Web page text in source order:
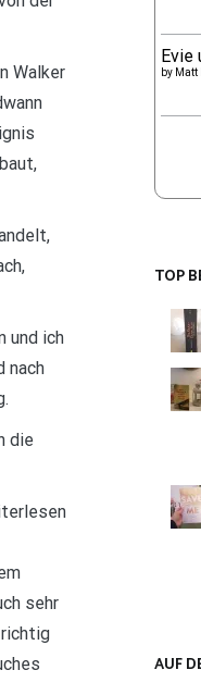
Walker
und ich
nach
die
sehr
richtig
Evie
by Matt
TOP
AUF